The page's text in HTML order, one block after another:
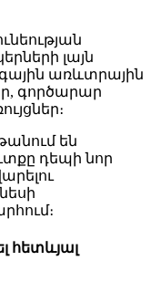
լայն
առևտրային
գործարար
են
դեպի նոր
հետևյալ